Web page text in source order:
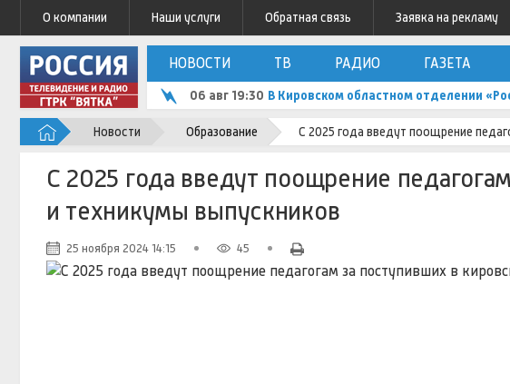
О компании Наши услуги Обратная связь Заявка на рекламу
НОВОСТИ ТВ РАДИО ГАЗЕТА
06 авг 19:30 В Кировском областном отделении
Новости Образование С 2025 года введут поощрение
С 2025 года введут поощрение
и техникумы выпускников
25 ноября 2024 14:15 45